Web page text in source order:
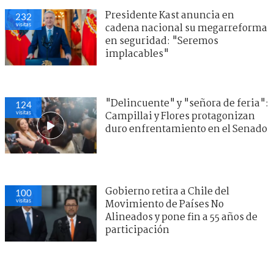
232
visitas
Presidente Kast anuncia en
cadena nacional su megarreforma
en seguridad: "Seremos
implacables"
124
visitas
"Delincuente" y "señora de feria":
Campillai y Flores protagonizan
duro enfrentamiento en el Senado
100
visitas
Gobierno retira a Chile del
Movimiento de Países No
Alineados y pone fin a 55 años de
participación